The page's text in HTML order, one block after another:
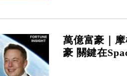
萬億富豪｜
豪 關鍵在